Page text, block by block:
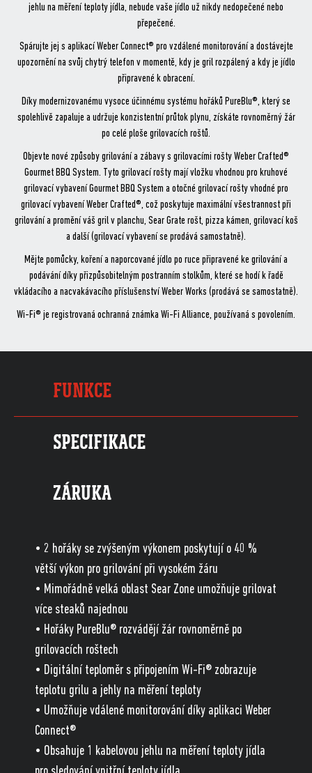
jehlu na měření teploty jídla, nebude vaše jídlo už nikdy nedopečené nebo
přepečené.
Spárujte jej s aplikací Weber Connect® pro vzdálené monitorování a dostávejte
upozornění na svůj chytrý telefon v momentě, kdy je gril rozpálený a kdy je jídlo
připravené k obracení.
Díky modernizovanému vysoce účinnému systému hořáků PureBlu®, který se
spolehlivě zapaluje a udržuje konzistentní průtok plynu, získáte rovnoměrný žár
po celé ploše grilovacích roštů.
Objevte nové způsoby grilování a zábavy s grilovacími rošty Weber Crafted®
Gourmet BBQ System. Tyto grilovací rošty mají vložku vhodnou pro kruhové
grilovací vybavení Gourmet BBQ System a otočné grilovací rošty vhodné pro
grilovací vybavení Weber Crafted®, což poskytuje maximální všestrannost při
grilování a promění váš gril v planchu, Sear Grate rošt, pizza kámen, grilovací koš
a další (grilovací vybavení se prodává samostatně).
Mějte pomůcky, koření a naporcované jídlo po ruce připravené ke grilování a
podávání díky přizpůsobitelným postranním stolkům, které se hodí k řadě
vkládacího a nacvakávacího příslušenství Weber Works (prodává se samostatně).
Wi-Fi® je registrovaná ochranná známka Wi-Fi Alliance, používaná s povolením.
FUNKCE
SPECIFIKACE
ZÁRUKA
• 2 hořáky se zvýšeným výkonem poskytují o 40 %
větší výkon pro grilování při vysokém žáru
• Mimořádně velká oblast Sear Zone umožňuje grilovat
více steaků najednou
• Hořáky PureBlu® rozvádějí žár rovnoměrně po
grilovacích roštech
• Digitální teploměr s připojením Wi-Fi® zobrazuje
teplotu grilu a jehly na měření teploty
• Umožňuje vdálené monitorování díky aplikaci Weber
Connect®
• Obsahuje 1 kabelovou jehlu na měření teploty jídla